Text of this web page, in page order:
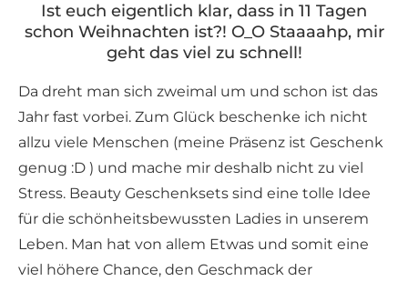
Ist euch eigentlich klar, dass in 11 Tagen
schon Weihnachten ist?! O_O Staaaahp, mir
geht das viel zu schnell!
Da dreht man sich zweimal um und schon ist das
Jahr fast vorbei. Zum Glück beschenke ich nicht
allzu viele Menschen (meine Präsenz ist Geschenk
genug :D ) und mache mir deshalb nicht zu viel
Stress. Beauty Geschenksets sind eine tolle Idee
für die schönheitsbewussten Ladies in unserem
Leben. Man hat von allem Etwas und somit eine
viel höhere Chance, den Geschmack der